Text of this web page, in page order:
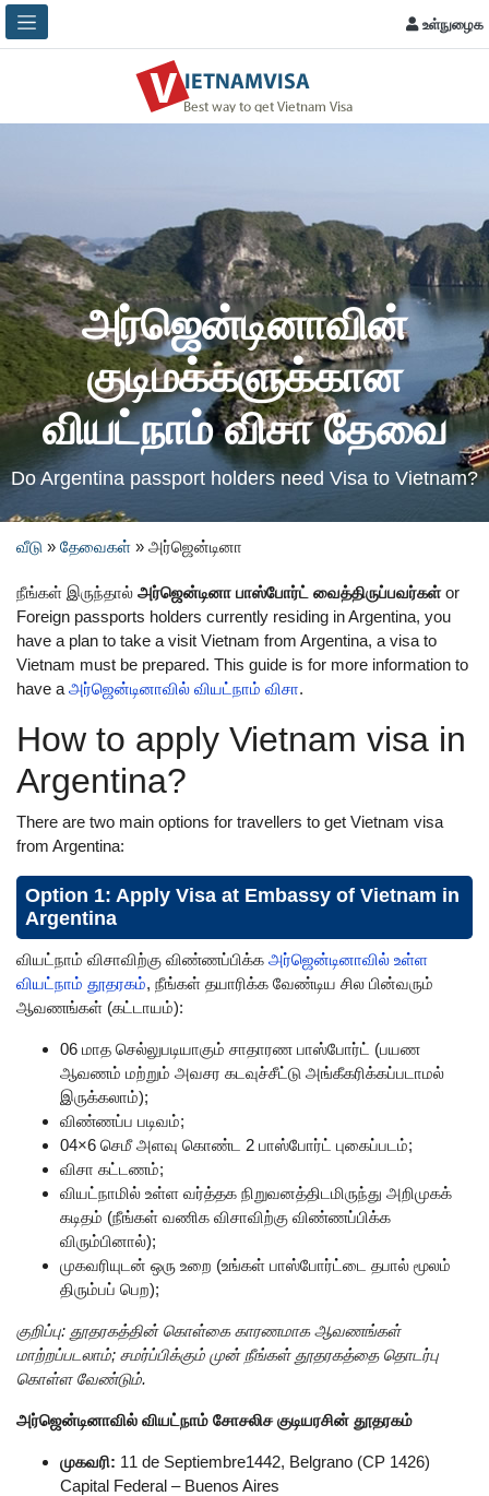
உள்நுழைக
அர்ஜென்டினாவின்
குடிமக்களுக்கான
வியட்நாம் விசா தேவை
Do Argentina passport holders need Visa to Vietnam?
வீடு » தேவைகள் » அர்ஜென்டினா
நீங்கள் இருந்தால் அர்ஜென்டினா பாஸ்போர்ட் வைத்திருப்பவர்கள் or
Foreign passports holders currently residing in Argentina, you
have a plan to take a visit Vietnam from Argentina, a visa to
Vietnam must be prepared. This guide is for more information to
have a அர்ஜென்டினாவில் வியட்நாம் விசா.
How to apply Vietnam visa in
Argentina?
There are two main options for travellers to get Vietnam visa
from Argentina:
Option 1: Apply Visa at Embassy of Vietnam in
Argentina
வியட்நாம் விசாவிற்கு விண்ணப்பிக்க அர்ஜென்டினாவில் உள்ள
வியட்நாம் தூதரகம், நீங்கள் தயாரிக்க வேண்டிய சில பின்வரும்
ஆவணங்கள் (கட்டாயம்):
06 மாத செல்லுபடியாகும் சாதாரண பாஸ்போர்ட் (பயண
ஆவணம் மற்றும் அவசர கடவுச்சீட்டு அங்கீகரிக்கப்படாமல்
இருக்கலாம்);
விண்ணப்ப படிவம்;
04×6 செமீ அளவு கொண்ட 2 பாஸ்போர்ட் புகைப்படம்;
விசா கட்டணம்;
வியட்நாமில் உள்ள வர்த்தக நிறுவனத்திடமிருந்து அறிமுகக்
கடிதம் (நீங்கள் வணிக விசாவிற்கு விண்ணப்பிக்க
விரும்பினால்);
முகவரியுடன் ஒரு உறை (உங்கள் பாஸ்போர்ட்டை தபால் மூலம்
திரும்பப் பெற);
குறிப்பு: தூதரகத்தின் கொள்கை காரணமாக ஆவணங்கள்
மாற்றப்படலாம்; சமர்ப்பிக்கும் முன் நீங்கள் தூதரகத்தை தொடர்பு
கொள்ள வேண்டும்.
அர்ஜென்டினாவில் வியட்நாம் சோசலிச குடியரசின் தூதரகம்
முகவரி: 11 de Septiembre1442, Belgrano (CP 1426)
Capital Federal – Buenos Aires